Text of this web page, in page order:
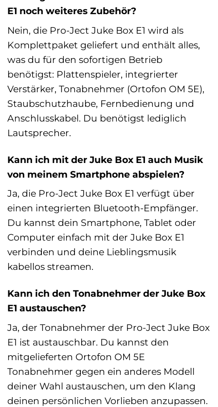
E1 noch weiteres Zubehör?
Nein, die Pro-Ject Juke Box E1 wird als
Komplettpaket geliefert und enthält alles,
was du für den sofortigen Betrieb
benötigst: Plattenspieler, integrierter
Verstärker, Tonabnehmer (Ortofon OM 5E),
Staubschutzhaube, Fernbedienung und
Anschlusskabel. Du benötigst lediglich
Lautsprecher.
Kann ich mit der Juke Box E1 auch Musik
von meinem Smartphone abspielen?
Ja, die Pro-Ject Juke Box E1 verfügt über
einen integrierten Bluetooth-Empfänger.
Du kannst dein Smartphone, Tablet oder
Computer einfach mit der Juke Box E1
verbinden und deine Lieblingsmusik
kabellos streamen.
Kann ich den Tonabnehmer der Juke Box
E1 austauschen?
Ja, der Tonabnehmer der Pro-Ject Juke Box
E1 ist austauschbar. Du kannst den
mitgelieferten Ortofon OM 5E
Tonabnehmer gegen ein anderes Modell
deiner Wahl austauschen, um den Klang
deinen persönlichen Vorlieben anzupassen.